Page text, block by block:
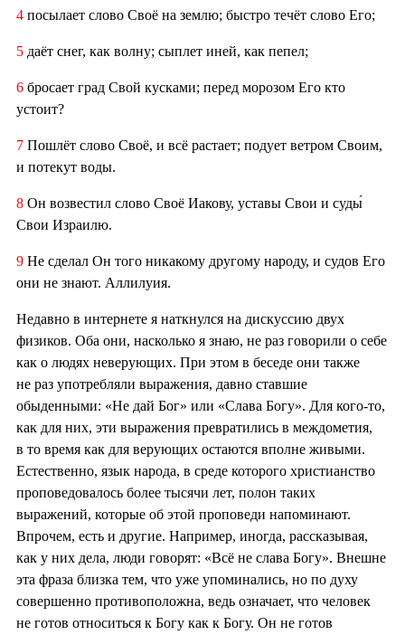
4 посылает слово Своё на землю; быстро течёт слово Его;
5 даёт снег, как волну; сыплет иней, как пепел;
6 бросает град Свой кусками; перед морозом Его кто
устоит?
7 Пошлёт слово Своё, и всё растает; подует ветром Своим,
и потекут воды.
8 Он возвестил слово Своё Иакову, уставы Свои и суды́
Свои Израилю.
9 Не сделал Он того никакому другому народу, и судов Его
они не знают. Аллилуия.
Недавно в интернете я наткнулся на дискуссию двух
физиков. Оба они, насколько я знаю, не раз говорили о себе
как о людях неверующих. При этом в беседе они также
не раз употребляли выражения, давно ставшие
обыденными: «Не дай Бог» или «Слава Богу». Для кого-то,
как для них, эти выражения превратились в междометия,
в то время как для верующих остаются вполне живыми.
Естественно, язык народа, в среде которого христианство
проповедовалось более тысячи лет, полон таких
выражений, которые об этой проповеди напоминают.
Впрочем, есть и другие. Например, иногда, рассказывая,
как у них дела, люди говорят: «Всё не слава Богу». Внешне
эта фраза близка тем, что уже упоминались, но по духу
совершенно противоположна, ведь означает, что человек
не готов относиться к Богу как к Богу. Он не готов